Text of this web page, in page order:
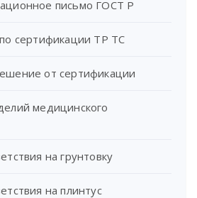
письмо ГОСТ Р
сертификации ТР ТС
от сертификации
медицинского
на грунтовку
на плинтус